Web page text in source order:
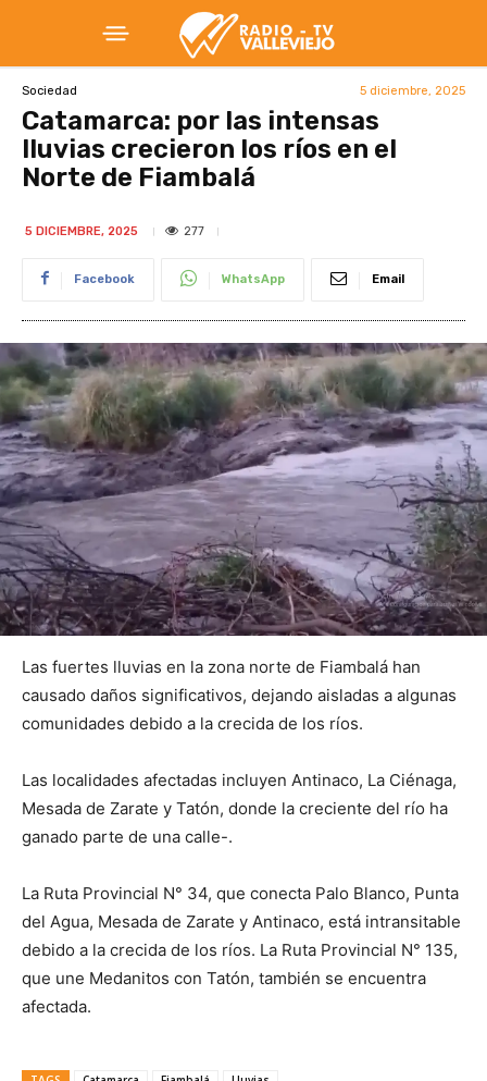
Sociedad 5 diciembre, 2025
Catamarca: por las intensas
lluvias crecieron los ríos en el
Norte de Fiambalá
5 DICIEMBRE, 2025 277
Facebook WhatsApp Email
Las fuertes lluvias en la zona norte de Fiambalá han
causado daños significativos, dejando aisladas a algunas
comunidades debido a la crecida de los ríos.
Las localidades afectadas incluyen Antinaco, La Ciénaga,
Mesada de Zarate y Tatón, donde la creciente del río ha
ganado parte de una calle-.
La Ruta Provincial N° 34, que conecta Palo Blanco, Punta
del Agua, Mesada de Zarate y Antinaco, está intransitable
debido a la crecida de los ríos. La Ruta Provincial N° 135,
que une Medanitos con Tatón, también se encuentra
afectada.